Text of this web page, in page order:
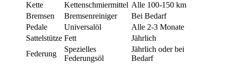
Kette
Kettenschmiermittel Alle 100-150 km
Bremsen
Bremsenreiniger
Bei Bedarf
Pedale
Universalöl
Alle 2-3 Monate
Sattelstütze Fett
Jährlich
Federung
Spezielles
Federungsöl
Jährlich oder bei
Bedarf